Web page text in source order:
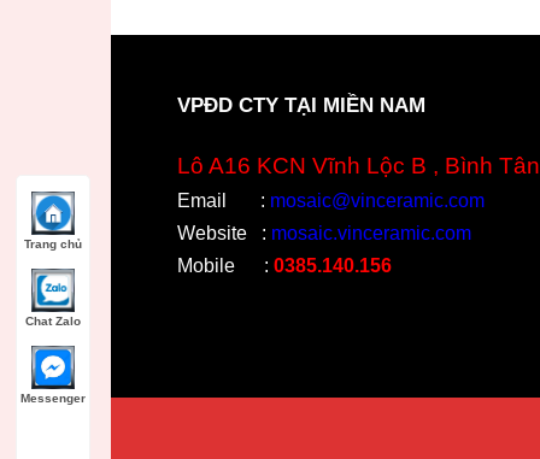
VPĐD CTY TẠI MIỀN NAM
Lô A16 KCN Vĩnh Lộc B , Bình Tân
Email : mosaic@vinceramic.com
Website
: mosaic.vinceramic.com
Mobile
: 0385.140.156
Trang chủ
Chat Zalo
Messenger